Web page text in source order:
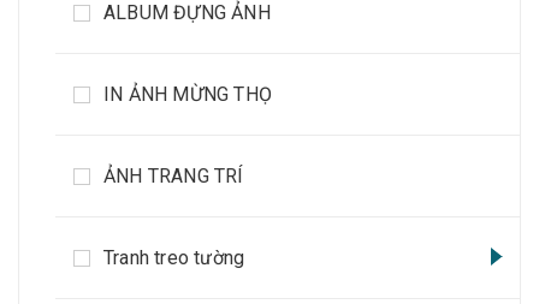
ALBUM ĐỰNG ẢNH
IN ẢNH MỪNG THỌ
ẢNH TRANG TRÍ
Tranh treo tường